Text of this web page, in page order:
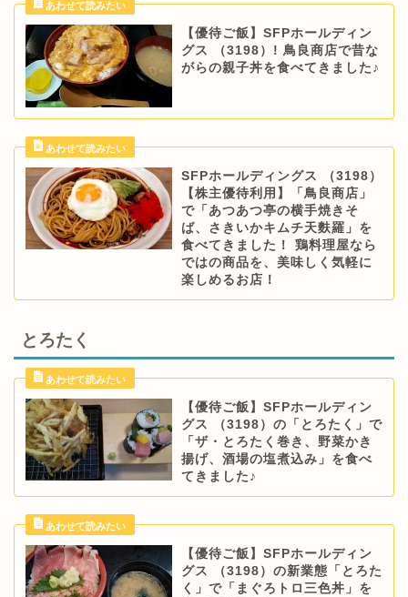
【優待ご飯】SFPホールディン
グス （3198）! 鳥良商店で昔な
がらの親子丼を食べてきました♪
SFPホールディングス （3198）
【株主優待利用】「鳥良商店」
で「あつあつ亭の横手焼きそ
ば、さきいかキムチ天麩羅」を
食べてきました！ 鶏料理屋なら
ではの商品を、美味しく気軽に
楽しめるお店！
とろたく
【優待ご飯】SFPホールディン
グス （3198）の「とろたく」で
「ザ・とろたく巻き、野菜かき
揚げ、酒場の塩煮込み」を食べ
てきました♪
【優待ご飯】SFPホールディン
グス （3198）の新業態「とろた
く」で「まぐろトロ三色丼」を